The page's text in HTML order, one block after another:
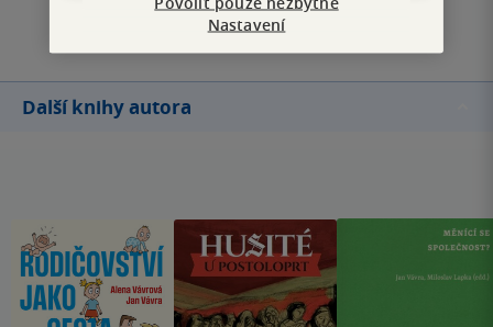
Přidat hodnocení
Další knihy autora
Nastavení